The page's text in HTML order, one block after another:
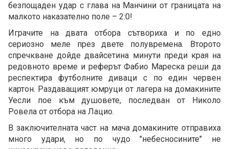
безпощаден удар с глава на Манчини от границата на
малкото наказателно поле – 2:0!
Играчите на двата отбора сътвориха и по едно
сериозно меле през двете полувремена. Второто
спречкване дойде двайсетина минути преди края на
редовното време и реферът Фабио Мареска реши да
респектира футболните диваци с по един червен
картон. Раздаващият юмруци от лагера на домакините
Уесли пое към душовете, последван от Николо
Ровела от отбора на Лацио.
В заключителната част на мача домакините отправиха
много удари, но по чудо "небесносините" не